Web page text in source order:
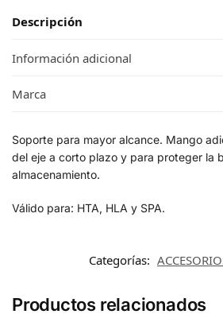
Descripción
Información adicional
Marca
Soporte para mayor alcance. Mango
del eje a corto plazo y para proteger la
almacenamiento.
Válido para: HTA, HLA y SPA.
Categorías:
Productos relacionados